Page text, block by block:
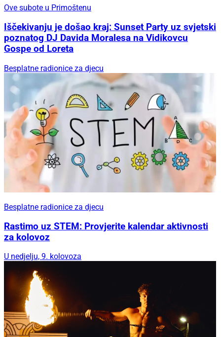
Ove subote u Primoštenu
Iščekivanju je došao kraj: Sunset Party uz svjetski
poznatog DJ Davida Moralesa na Vidikovcu
Gospe od Loreta
Besplatne radionice za djecu
Besplatne radionice za djecu
Rastimo uz STEM: Provjerite kalendar aktivnosti
za kolovoz
U nedjelju, 9. kolovoza